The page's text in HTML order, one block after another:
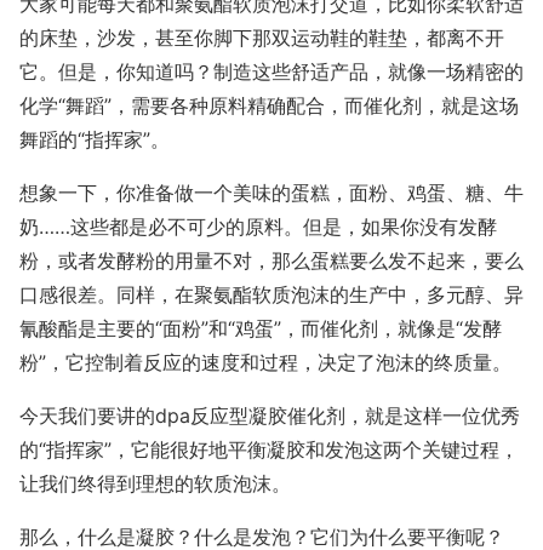
的床垫，沙发，甚至你脚下那双运动鞋的鞋垫，都离不开
它。但是，你知道吗？制造这些舒适产品，就像一场精密的
化学“舞蹈”，需要各种原料精确配合，而催化剂，就是这场
舞蹈的“指挥家”。
想象一下，你准备做一个美味的蛋糕，面粉、鸡蛋、糖、牛
奶……这些都是必不可少的原料。但是，如果你没有发酵
粉，或者发酵粉的用量不对，那么蛋糕要么发不起来，要么
口感很差。同样，在聚氨酯软质泡沫的生产中，多元醇、异
氰酸酯是主要的“面粉”和“鸡蛋”，而催化剂，就像是“发酵
粉”，它控制着反应的速度和过程，决定了泡沫的终质量。
今天我们要讲的dpa反应型凝胶催化剂，就是这样一位优秀
的“指挥家”，它能很好地平衡凝胶和发泡这两个关键过程，
让我们终得到理想的软质泡沫。
那么，什么是凝胶？什么是发泡？它们为什么要平衡呢？